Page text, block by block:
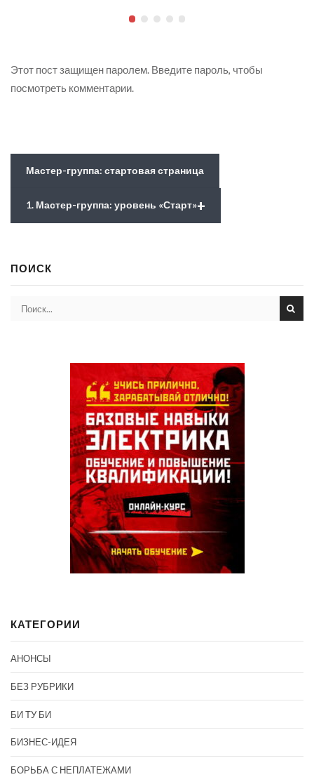
Этот пост защищен паролем. Введите пароль, чтобы
посмотреть комментарии.
Мастер-группа: стартовая страница
+
1. Мастер-группа: уровень «Старт»
ПОИСК
КАТЕГОРИИ
АНОНСЫ
БЕЗ РУБРИКИ
БИ ТУ БИ
БИЗНЕС-ИДЕЯ
БОРЬБА С НЕПЛАТЕЖАМИ